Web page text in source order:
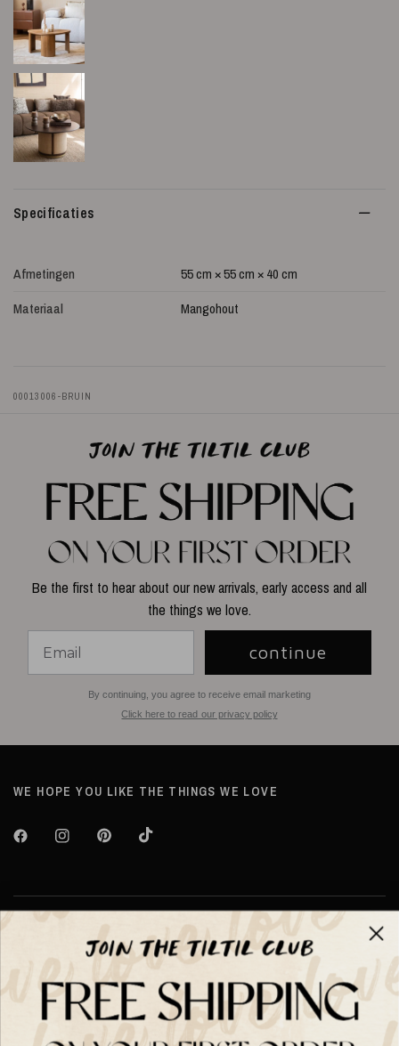
Specificaties
Afmetingen
55 cm × 55 cm × 40 cm
Materiaal
Mangohout
00013006-BRUIN
Be the first to hear about our new arrivals, early access and all
the things we love.
continue
By continuing, you agree to receive email marketing
Click here to read our privacy policy
WE HOPE YOU LIKE THE THINGS WE LOVE
Over TILTIL
Help